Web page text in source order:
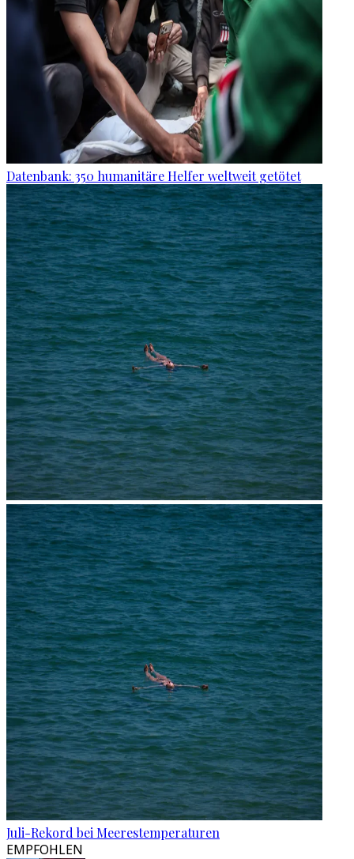
Datenbank: 350 humanitäre Helfer weltweit getötet
Juli-Rekord bei Meerestemperaturen
EMPFOHLEN